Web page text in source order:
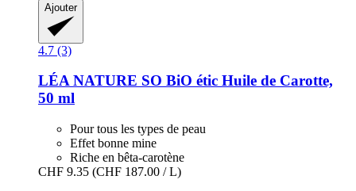
Ajouter
4.7 (3)
LÉA NATURE SO BiO étic Huile de Carotte,
50 ml
Pour tous les types de peau
Effet bonne mine
Riche en bêta-carotène
CHF 9.35 (CHF 187.00 / L)